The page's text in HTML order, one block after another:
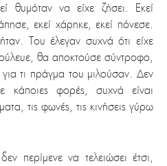
θυμόταν να είχε ζήσει. Εκεί
εκεί χάρηκε, εκεί πόνεσε.
Του έλεγαν συχνά ότι είχε
θα αποκτούσε σύντροφο,
τι πράγμα του μιλούσαν. Δεν
κάποιες φορές, συχνά είναι
τις φωνές, τις κινήσεις γύρω
περίμενε να τελειώσει έτσι,